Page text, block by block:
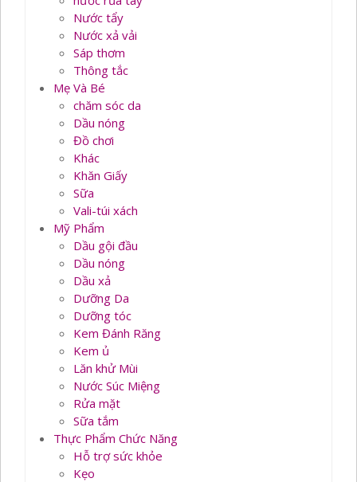
Nước tẩy
Nước xả vải
Sáp thơm
Thông tắc
Mẹ Và Bé
chăm sóc da
Dầu nóng
Đồ chơi
Khác
Khăn Giấy
Sữa
Vali-túi xách
Mỹ Phẩm
Dầu gội đầu
Dầu nóng
Dầu xả
Dưỡng Da
Dưỡng tóc
Kem Đánh Răng
Kem ủ
Lăn khử Mùi
Nước Súc Miệng
Rửa mặt
Sữa tắm
Thực Phẩm Chức Năng
Hỗ trợ sức khỏe
Kẹo